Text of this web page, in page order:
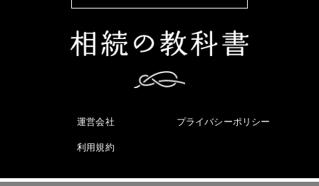
運営会社 プライバシーポリシー
利用規約